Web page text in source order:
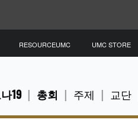
19 총회 주제 교단
RESOURCEUMC UMC STORE